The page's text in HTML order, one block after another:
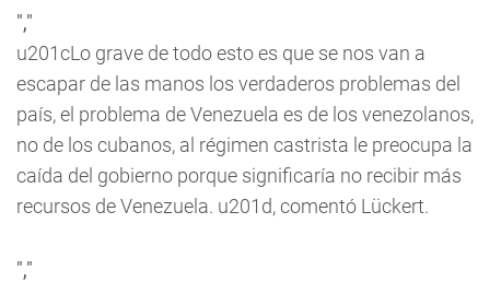
","
u201cLo grave de todo esto es que se nos van a
escapar de las manos los verdaderos problemas del
país, el problema de Venezuela es de los venezolanos,
no de los cubanos, al régimen castrista le preocupa la
caída del gobierno porque significaría no recibir más
recursos de Venezuela. u201d, comentó Lückert.
","